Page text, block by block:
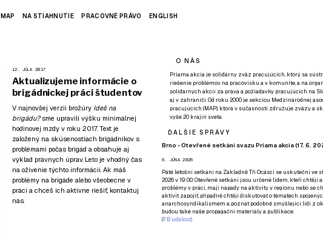
MAP NA STIAHNUTIE PRACOVNÉ PRÁVO ENGLISH
12. JÚLA 2017
Aktualizujeme informácie o
brigádnickej práci študentov
V najnovšej verzii brožúry Ideš na
brigádu?sme upravili výšku minimálnej
hodinovej mzdy v roku 2017. Text je
založený na skúsenostiach brigádnikov s
problémami počas brigád a obsahuje aj
výklad právnych úprav. Leto je vhodný čas
na oživenie týchto informácií. Ak máš
problémy na brigáde alebo všeobecne v
práci a chceš ich aktívne riešiť, kontaktuj
nás.
O NÁS
Priama akcia je solidárny zväz pracujúcich, ktorý sa
riešenie problémov na pracovisku a v komunite, a na
solidárnych akcií za práva a požiadavky pracujúcich na
aj v zahraničí. Od roku 2000 je sekciou Medzinárodnej
pracujúcich (MAP), ktorá v súčasnosti združuje zväzy a
vyše 20 krajín sveta.
ĎALŠIE SPRÁVY
Brno - Otevřené setkání svazu Priama akcia (17. 6.
9. JÚNA 2026
Páté letošní setkání na Základně Tři Ocásci se uskuteční ve
2026 v 19:00. Otevřené setkání jsou určené lidem, kteří chtějí
problémy v práci, mají nápady na aktivity v regionu nebo se
aktivit zapojit, případně chtějí diskutovat o tématech
anarchosyndikalismem a poznat podobně smýšlející lidi z
budou také naše propagační materiály a publikace.
(FB událost)